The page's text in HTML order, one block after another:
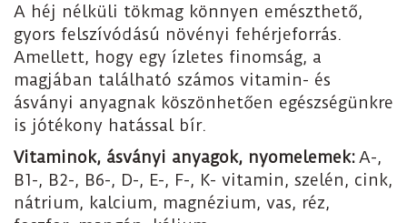
A héj nélküli tökmag könnyen emészthető,
gyors felszívódású növényi fehérjeforrás.
Amellett, hogy egy ízletes finomság, a
magjában található számos vitamin- és
ásványi anyagnak köszönhetően egészségünkre
is jótékony hatással bír.
Vitaminok, ásványi anyagok, nyomelemek: A-,
B1-, B2-, B6-, D-, E-, F-, K- vitamin, szelén, cink,
nátrium, kalcium, magnézium, vas, réz,